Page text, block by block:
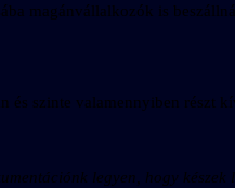
magánvállalkozók is
szinte valamennyiben részt
legyen, hogy